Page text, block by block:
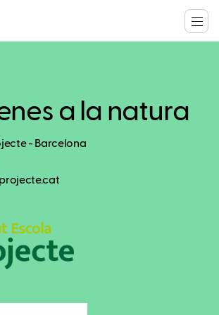
a la natura
- Barcelona